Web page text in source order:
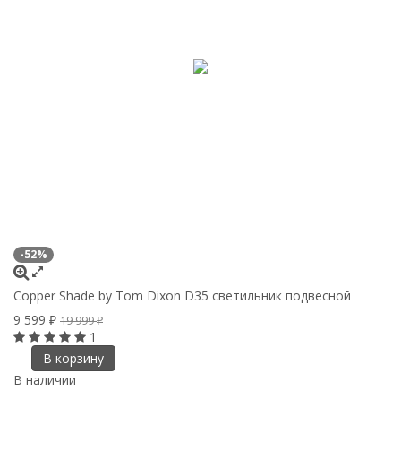
-52%
Copper Shade by Tom Dixon D35 светильник подвесной
9 599 ₽ 19 999₽
1
В корзину
В наличии